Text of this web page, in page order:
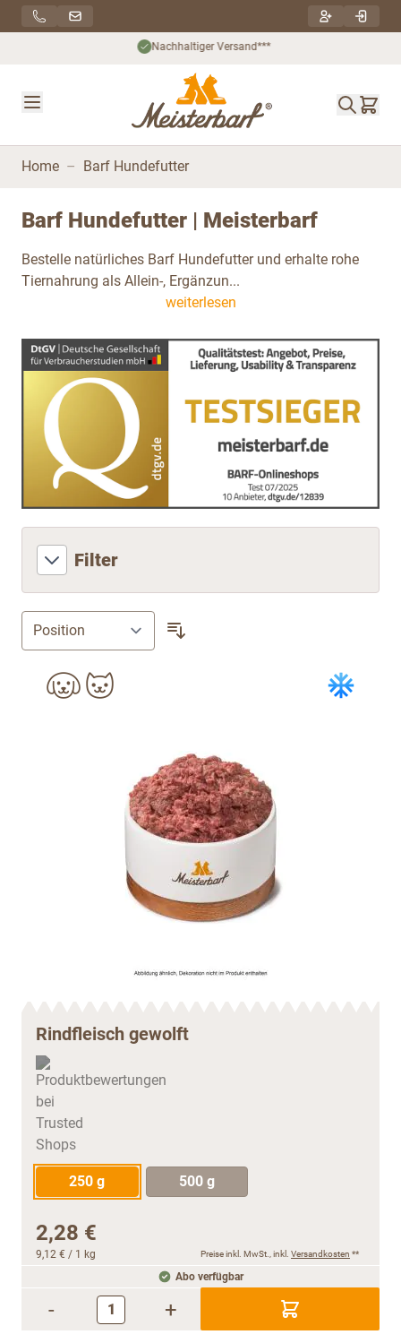
Direkt zum Inhalt
Nachhaltiger Versand***
Home – Barf Hundefutter
Barf Hundefutter | Meisterbarf
Bestelle natürliches Barf Hundefutter und erhalte rohe
Tiernahrung als Allein-, Ergänzun...
weiterlesen
Filter
Rindfleisch gewolft
250 g 500 g
2,28 €
9,12 € / 1 kg Preise inkl. MwSt., inkl. Versandkosten **
Abo verfügbar
- +